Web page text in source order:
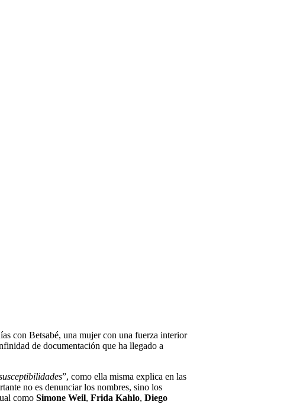
con Betsabé, una mujer con una fuerza interior
de documentación que ha llegado a
”, como ella misma explica en las
no es denunciar los nombres, sino los
como Simone Weil, Frida Kahlo, Diego